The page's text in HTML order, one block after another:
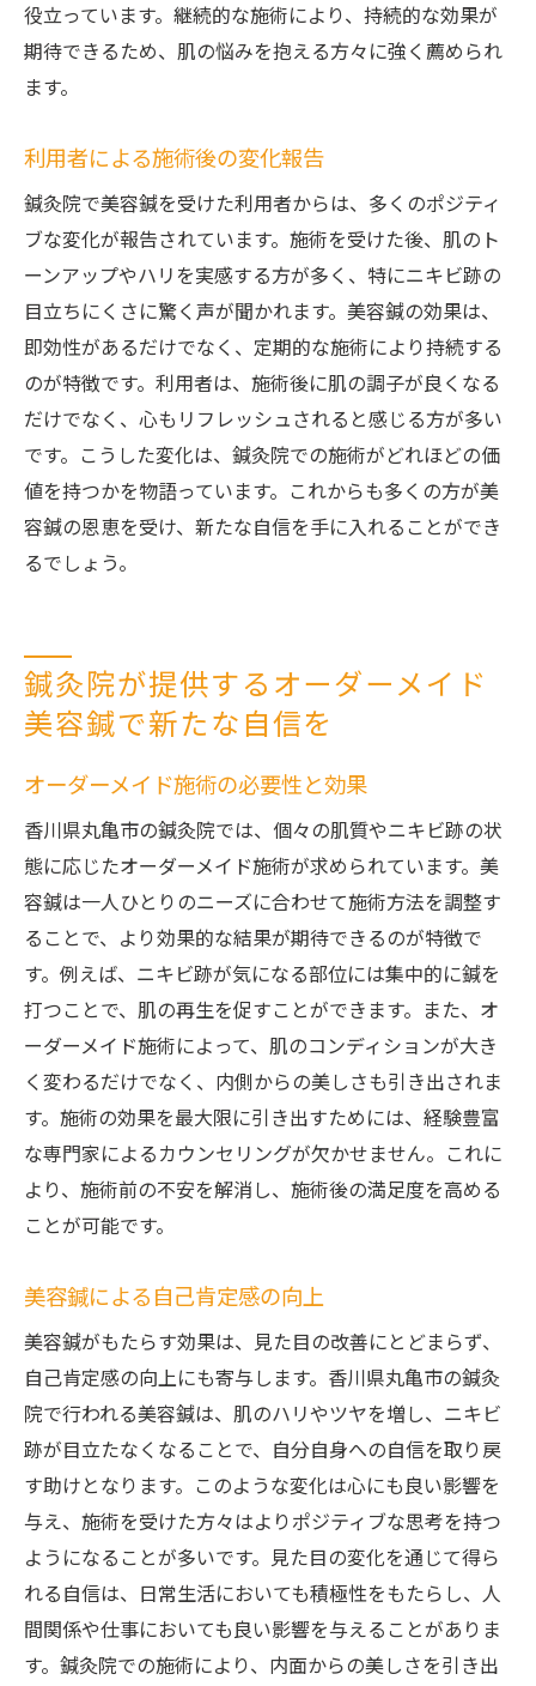
役立っています。継続的な施術により、持続的な効果が
期待できるため、肌の悩みを抱える方々に強く薦められ
ます。
利用者による施術後の変化報告
鍼灸院で美容鍼を受けた利用者からは、多くのポジティ
ブな変化が報告されています。施術を受けた後、肌のト
ーンアップやハリを実感する方が多く、特にニキビ跡の
目立ちにくさに驚く声が聞かれます。美容鍼の効果は、
即効性があるだけでなく、定期的な施術により持続する
のが特徴です。利用者は、施術後に肌の調子が良くなる
だけでなく、心もリフレッシュされると感じる方が多い
です。こうした変化は、鍼灸院での施術がどれほどの価
値を持つかを物語っています。これからも多くの方が美
容鍼の恩恵を受け、新たな自信を手に入れることができ
るでしょう。
鍼灸院が提供するオーダーメイド
美容鍼で新たな自信を
オーダーメイド施術の必要性と効果
香川県丸亀市の鍼灸院では、個々の肌質やニキビ跡の状
態に応じたオーダーメイド施術が求められています。美
容鍼は一人ひとりのニーズに合わせて施術方法を調整す
ることで、より効果的な結果が期待できるのが特徴で
す。例えば、ニキビ跡が気になる部位には集中的に鍼を
打つことで、肌の再生を促すことができます。また、オ
ーダーメイド施術によって、肌のコンディションが大き
く変わるだけでなく、内側からの美しさも引き出されま
す。施術の効果を最大限に引き出すためには、経験豊富
な専門家によるカウンセリングが欠かせません。これに
より、施術前の不安を解消し、施術後の満足度を高める
ことが可能です。
美容鍼による自己肯定感の向上
美容鍼がもたらす効果は、見た目の改善にとどまらず、
自己肯定感の向上にも寄与します。香川県丸亀市の鍼灸
院で行われる美容鍼は、肌のハリやツヤを増し、ニキビ
跡が目立たなくなることで、自分自身への自信を取り戻
す助けとなります。このような変化は心にも良い影響を
与え、施術を受けた方々はよりポジティブな思考を持つ
ようになることが多いです。見た目の変化を通じて得ら
れる自信は、日常生活においても積極性をもたらし、人
間関係や仕事においても良い影響を与えることがありま
す。鍼灸院での施術により、内面からの美しさを引き出